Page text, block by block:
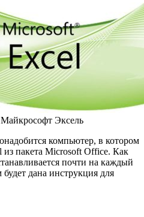
Эксель
компьютер, в котором
из пакета Microsoft Office. Как
почти на каждый
дана инструкция для